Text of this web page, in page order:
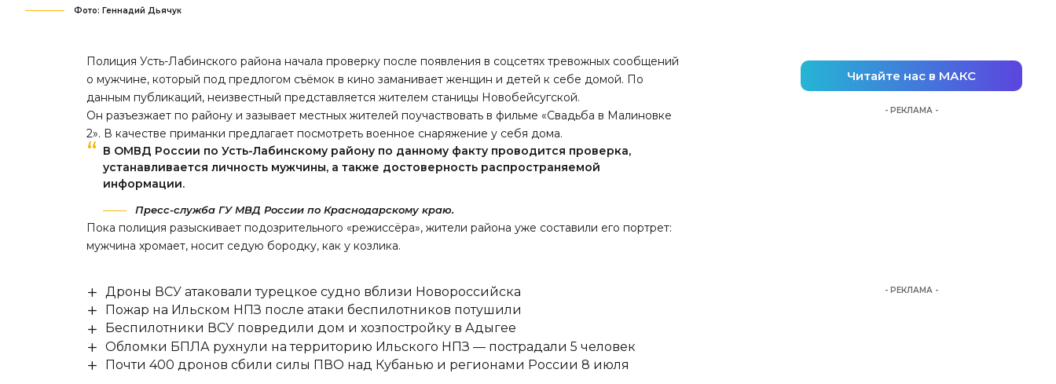
Фото: Геннадий Дьячук
Полиция Усть-Лабинского района начала проверку после появления в соцсетях тревожных сообщений
о мужчине, который под предлогом съёмок в кино заманивает женщин и детей к себе домой. По
данным публикаций, неизвестный представляется жителем станицы Новобейсугской.
Он разъезжает по району и зазывает местных жителей поучаствовать в фильме «Свадьба в Малиновке
2». В качестве приманки предлагает посмотреть военное снаряжение у себя дома.
В ОМВД России по Усть-Лабинскому району по данному факту проводится проверка,
устанавливается личность мужчины, а также достоверность распространяемой
информации.
Пресс-служба ГУ МВД России по Краснодарскому краю.
Пока полиция разыскивает подозрительного «режиссёра», жители района уже составили его портрет:
мужчина хромает, носит седую бородку, как у козлика.
Дроны ВСУ атаковали турецкое судно вблизи Новороссийска
Пожар на Ильском НПЗ после атаки беспилотников потушили
Беспилотники ВСУ повредили дом и хозпостройку в Адыгее
Обломки БПЛА рухнули на территорию Ильского НПЗ — пострадали 5 человек
Почти 400 дронов сбили силы ПВО над Кубанью и регионами России 8 июля
Читайте нас в МАКС
- РЕКЛАМА -
- РЕКЛАМА -